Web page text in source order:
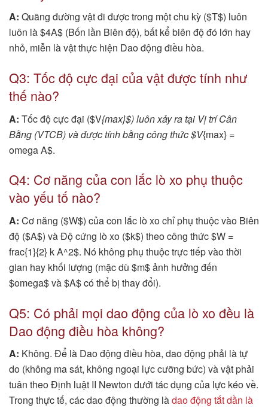
A: Quãng đường vật đi được trong một chu kỳ ($T$) luôn
luôn là $4A$ (Bốn lần Biên độ), bất kể biên độ đó lớn hay
nhỏ, miễn là vật thực hiện Dao động điều hòa.
Q3: Tốc độ cực đại của vật được tính như
thế nào?
A: Tốc độ cực đại ($V{max}$) luôn xảy ra tại Vị trí Cân
Bằng (VTCB) và được tính bằng công thức $V{max} =
omega A$.
Q4: Cơ năng của con lắc lò xo phụ thuộc
vào yếu tố nào?
A: Cơ năng ($W$) của con lắc lò xo chỉ phụ thuộc vào Biên
độ ($A$) và Độ cứng lò xo ($k$) theo công thức $W =
frac{1}{2} k A^2$. Nó không phụ thuộc trực tiếp vào thời
gian hay khối lượng (mặc dù $m$ ảnh hưởng đến
$omega$ và $A$ có thể bị thay đổi).
Q5: Có phải mọi dao động của lò xo đều là
Dao động điều hòa không?
A: Không. Để là Dao động điều hòa, dao động phải là tự
do (không ma sát, không ngoại lực cưỡng bức) và vật phải
tuân theo Định luật II Newton dưới tác dụng của lực kéo về.
Trong thực tế, các dao động thường làdao động tắt dần là